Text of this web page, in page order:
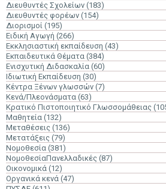
Διευθυντές Σχολείων (183)
Διευθυντές φορέων (154)
Διορισμοί (195)
Ειδική Αγωγή (266)
Εκκλησιαστική εκπαίδευση (43)
Εκπαιδευτικά Θέματα (384)
Ενισχυτική Διδασκαλία (60)
Ιδιωτική Εκπαίδευση (30)
Κέντρα Ξένων γλωσσών (7)
Κενά/Πλεονάσματα (63)
Κρατικό Πιστοποιητικό Γλωσσομάθειας
Μαθητεία (132)
Μεταθέσεις (136)
Μετατάξεις (79)
Νομοθεσία (381)
ΝομοθεσίαΠανελλαδικές (87)
Οικονομικά (12)
Οργανικά κενά (47)